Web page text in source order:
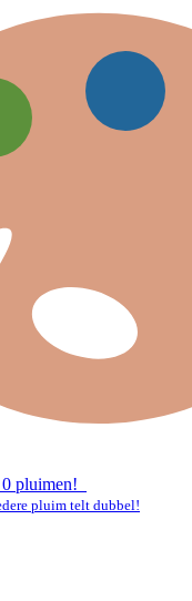
0 pluimen!
pluim telt dubbel!